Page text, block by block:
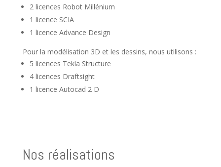
2 licences Robot Millénium
1 licence SCIA
1 licence Advance Design
Pour la modélisation 3D et les dessins, nous utilisons :
5 licences Tekla Structure
4 licences Draftsight
1 licence Autocad 2 D
Nos réalisations